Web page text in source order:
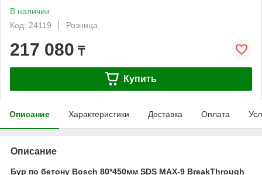
В наличии
Код: 24119
Розница
217 080 ₸
Купить
Описание Характеристики Доставка Оплата
Описание
Бур по бетону Bosch 80*450мм SDS MAX-9 BreakThrough